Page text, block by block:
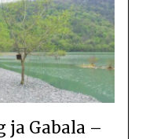
ja Gabala –